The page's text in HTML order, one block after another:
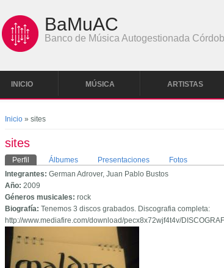
BaMuAC
Banco de Música Autogestionada
INICIO MÚSICA ARTISTAS
Se encuentra usted aquí
Inicio » sites
sites
Solapas principales
Perfil (solapa activa)
Álbumes Presentaciones
Fotos
Integrantes:German Adrover, Juan Pablo Bustos
Año:2009
Géneros musicales:rock
Biografía:Tenemos 3 discos grabados. Discografia completa:
http://www.mediafire.com/download/pecx8x72wjf4t4v/